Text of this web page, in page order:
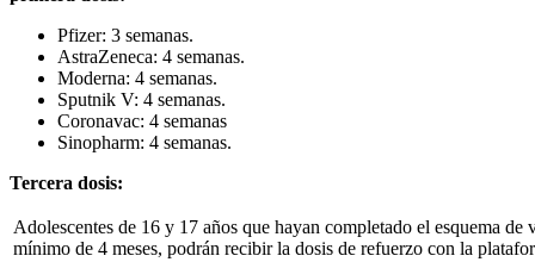
Pfizer: 3 semanas.
AstraZeneca: 4 semanas.
Moderna: 4 semanas.
Sputnik V: 4 semanas.
Coronavac: 4 semanas
Sinopharm: 4 semanas.
Tercera dosis:
Adolescentes de 16 y 17 años que hayan completado el esquema
mínimo de 4 meses, podrán recibir la dosis de refuerzo con la